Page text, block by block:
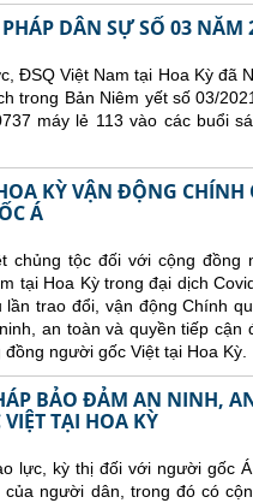
DÂN SỰ SỐ 03 NĂM
ĐSQ Việt Nam tại Hoa Kỳ đã
trong Bản Niêm yết số 03/
máy lẻ 113 vào các buổi
KỲ VẬN ĐỘNG CHÍNH
Á
chủng tộc đối với cộng đồng
tại Hoa Kỳ trong đại dịch
trao đổi, vận động Chính
an toàn và quyền tiếp cận
người gốc Việt tại Hoa Kỳ.
BẢO ĐẢM AN NINH,
TẠI HOA KỲ
lực, kỳ thị đối với người gốc
của người dân, trong đó có